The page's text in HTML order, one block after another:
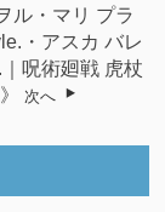
ル・マリ プラ
・アスカ バレ
呪術廻戦 虎杖
次へ